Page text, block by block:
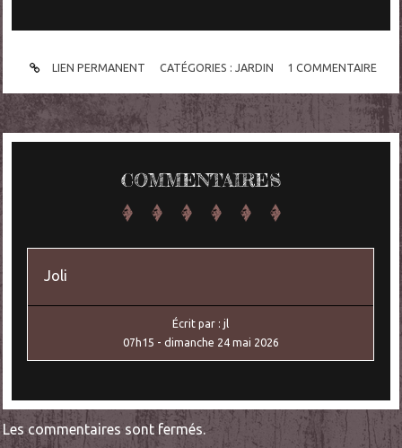
LIEN PERMANENT CATÉGORIES : JARDIN 1 COMMENTAIRE
COMMENTAIRES
Joli
Écrit par :jl
07h15 - dimanche 24 mai 2026
Les commentaires sont fermés.